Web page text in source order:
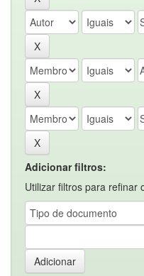
Adicionar filtros:
Utilizar filtros para refinar